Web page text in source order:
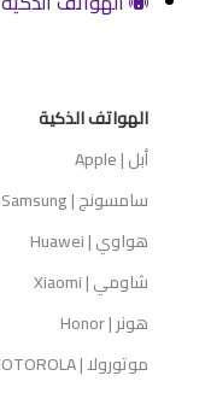
الهواتف الذكية
سامسونج | Samsung
هواوي | Huawei
شاومي | Xiaomi
موتورولا | MOTOROLA